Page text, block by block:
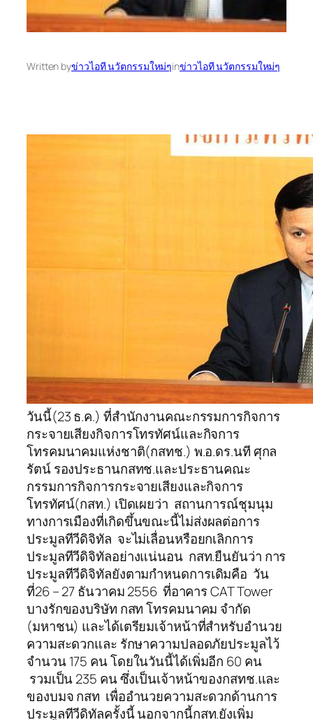
Written byข่าวไอที นวัตกรรมใหม่ๆinข่าวไอที นวัตกรรมใหม่ๆ
วันนี้(23 ธ.ค.) ที่สำนักงานคณะกรรมการกิจการ
กระจายเสียงกิจการโทรทัศน์และกิจการ
โทรคมนาคมแห่งชาติ(กสทช.) พ.อ.ดร.นที ศุกล
รัตน์ รองประธานกสทช.และประธานคณะ
กรรมการกิจการกระจายเสียงและกิจการ
โทรทัศน์(กสท.) เปิดเผยว่า สถานการณ์ชุมนุม
ทางการเมืองที่เกิดขึ้นขณะนี้ไม่ส่งผลต่อการ
ประมูลทีวีดิจิทัล จะไม่เลื่อนหรือยกเลิกการ
ประมูลทีวีดิจิทัลอย่างแน่นอน กสท.ยืนยันว่า การ
ประมูลทีวีดิจิทัลยังตามกำหนดการเดิมคือ วัน
ที่26 – 27 ธันวาคม 2556 ที่อาคาร CAT Tower
บางรักของบริษัท กสท โทรคมนาคม จำกัด
(มหาชน) และได้เตรียมเจ้าหน้าที่สำหรับอำนวย
ความสะดวกและ รักษาความปลอดภัยประมูลไว้
จำนวน 175 คน โดยในวันนี้ได้เพิ่มอีก 60 คน
รวมเป็น 235 คน ซึ่งเป็นเจ้าหน้าของกสทช.และ
ของบมจ กสท เพื่ออำนวยความสะดวกด้านการ
ประมูลทีวีดิทัลครั้งนี้ นอกจากนี้กสท.ยังเพิ่ม